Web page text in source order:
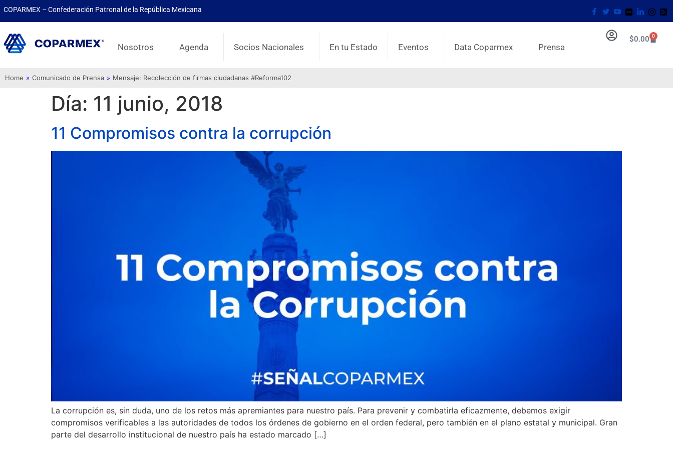
COPARMEX – Confederación Patronal de la República Mexicana
Nosotros Agenda Socios Nacionales En tu Estado Eventos Data Coparmex Prensa
$0.00 0
Home » Comunicado de Prensa » Mensaje: Recolección de firmas ciudadanas #Reforma102
Día: 11 junio, 2018
11 Compromisos contra la corrupción
La corrupción es, sin duda, uno de los retos más apremiantes para nuestro país. Para prevenir y combatirla eficazmente, debemos exigir
compromisos verificables a las autoridades de todos los órdenes de gobierno en el orden federal, pero también en el plano estatal y municipal. Gran
parte del desarrollo institucional de nuestro país ha estado marcado […]